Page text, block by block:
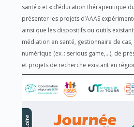
santé » et « d’éducation thérapeutique
présenter les projets d’AAAS
ainsi que les dispositifs ou outils
médiation en santé, gestionnaire de
numérique (ex. : serious game,…), de
et projets de recherche existant en